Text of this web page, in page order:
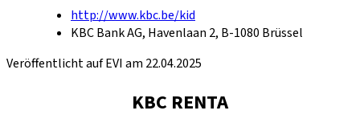
http://www.kbc.be/kid
KBC Bank AG, Havenlaan 2, B-1080 Brüssel
Veröffentlicht auf EVI am 22.04.2025
KBC RENTA